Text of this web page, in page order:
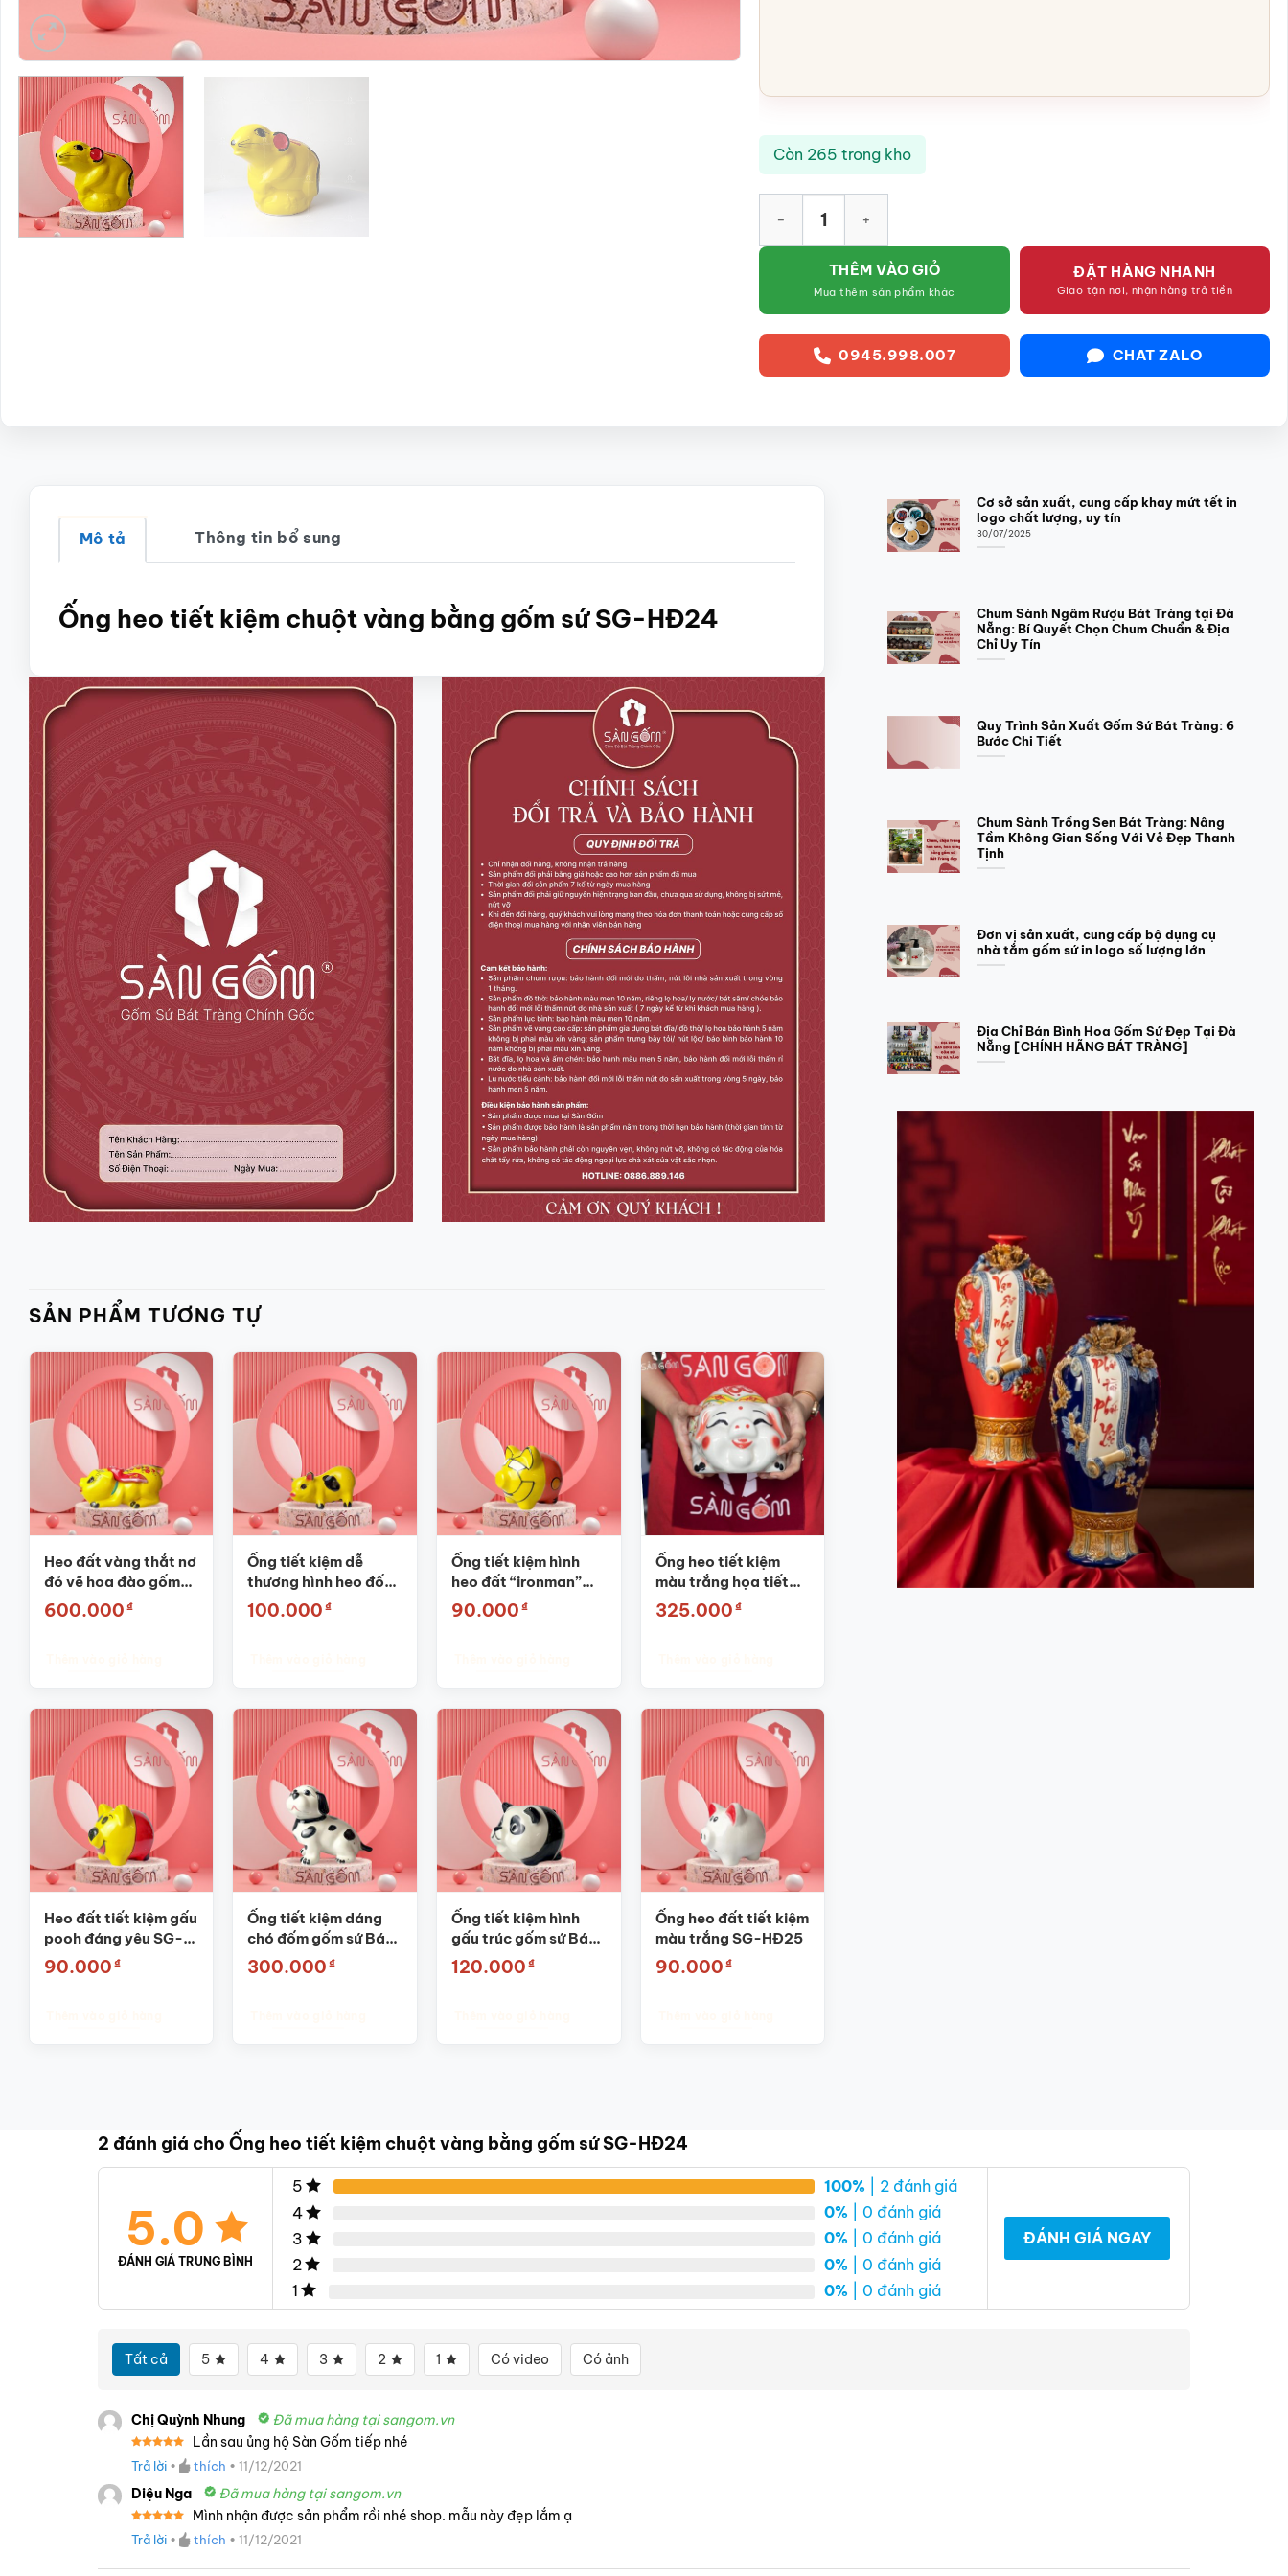
Còn 265 trong kho
THÊM VÀO GIỎ
Mua thêm sản phẩm khác
ĐẶT HÀNG NHANH
Giao tận nơi, nhận hàng trả tiền
0945.998.007 CHAT ZALO
Mô tả Thông tin bổ sung
Ống heo tiết kiệm chuột vàng bằng gốm sứ SG-HĐ24
SẢN PHẨM TƯƠNG TỰ
Heo đất vàng thắt nơ
đỏ vẽ hoa đào gốm
sứ SG-HĐ27
600.000 ₫
Ống tiết kiệm dễ
thương hình heo đốm
màu vàng SG-HĐ20
100.000 ₫
Ống tiết kiệm hình
heo đất “ironman”
chất liệu gốm sứ SG-
HĐ08
90.000 ₫
Ống heo tiết kiệm
màu trắng họa tiết
chữ “Lộc” vẽ tay SG-
HĐ03
325.000 ₫
Heo đất tiết kiệm gấu
pooh đáng yêu SG-
HĐ10
90.000 ₫
Ống tiết kiệm dáng
chó đốm gốm sứ Bát
Tràng SG-HĐ16
300.000 ₫
Ống tiết kiệm hình
gấu trúc gốm sứ Bát
Tràng SG-HĐ01
120.000 ₫
Ống heo đất tiết kiệm
màu trắng SG-HĐ25
90.000 ₫
Cơ sở sản xuất, cung cấp khay mứt tết in
logo chất lượng, uy tín
30/07/2025
Chum Sành Ngâm Rượu Bát Tràng tại Đà
Nẵng: Bí Quyết Chọn Chum Chuẩn & Địa
Chỉ Uy Tín
Quy Trình Sản Xuất Gốm Sứ Bát Tràng: 6
Bước Chi Tiết
Chum Sành Trồng Sen Bát Tràng: Nâng
Tầm Không Gian Sống Với Vẻ Đẹp Thanh
Tịnh
Đơn vị sản xuất, cung cấp bộ dụng cụ
nhà tắm gốm sứ in logo số lượng lớn
Địa Chỉ Bán Bình Hoa Gốm Sứ Đẹp Tại Đà
Nẵng [CHÍNH HÃNG BÁT TRÀNG]
2 đánh giá cho Ống heo tiết kiệm chuột vàng bằng gốm sứ SG-HĐ24
5.0
ĐÁNH GIÁ TRUNG BÌNH
5 100% | 2 đánh giá
4
0% | 0 đánh giá
3
0% | 0 đánh giá
2
0% | 0 đánh giá
1
0% | 0 đánh giá
ĐÁNH GIÁ NGAY
Tất cả 5 4 3 2 1 Có video Có ảnh
Chị Quỳnh Nhung Đã mua hàng tại sangom.vn
hạng55
Lần sau ủng hộ Sàn Gốm tiếp nhé
Trả lời • thích • 11/12/2021
Diệu Nga Đã mua hàng tại sangom.vn
hạng55
Mình nhận được sản phẩm rồi nhé shop. mẫu này đẹp lắm ạ
Trả lời • thích • 11/12/2021